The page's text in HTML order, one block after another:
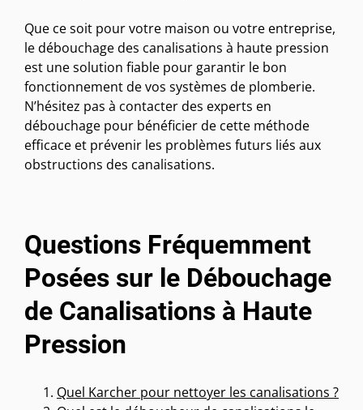
Que ce soit pour votre maison ou votre entreprise,
le débouchage des canalisations à haute pression
est une solution fiable pour garantir le bon
fonctionnement de vos systèmes de plomberie.
N’hésitez pas à contacter des experts en
débouchage pour bénéficier de cette méthode
efficace et prévenir les problèmes futurs liés aux
obstructions des canalisations.
Questions Fréquemment
Posées sur le Débouchage
de Canalisations à Haute
Pression
Quel Karcher pour nettoyer les canalisations ?